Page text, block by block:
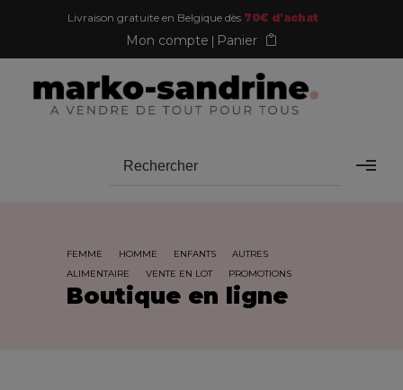
Livraison gratuite en Belgique dès 70€ d'achat
Mon compte Panier
FEMME HOMME ENFANTS
AUTRES
ALIMENTAIRE
VENTE EN LOT PROMOTIONS
Boutique en ligne